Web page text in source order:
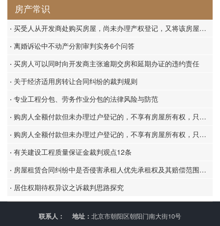
房产常识
· 买受人从开发商处购买房屋，尚未办理产权登记，又将该房屋转卖给第三人，第三人能否直接请求开发商协助办理权属证书
· 离婚诉讼中不动产分割审判实务6个问答
· 买房人可以同时向开发商主张逾期交房和延期办证的违约责任
· 关于经济适用房转让合同纠纷的裁判规则
· 专业工程分包、劳务作业分包的法律风险与防范
· 购房人全额付款但未办理过户登记的，不享有房屋所有权，只能向开发商主张合同请求权
· 购房人全额付款但未办理过户登记的，不享有房屋所有权，只能向开发商主张合同请求权
· 有关建设工程质量保证金裁判观点12条
· 房屋租赁合同纠纷中是否侵害承租人优先承租权及其赔偿范围的认定
· 居住权期待权异议之诉裁判思路探究
联系人： 地址： 北京市朝阳区朝阳门南大街10号